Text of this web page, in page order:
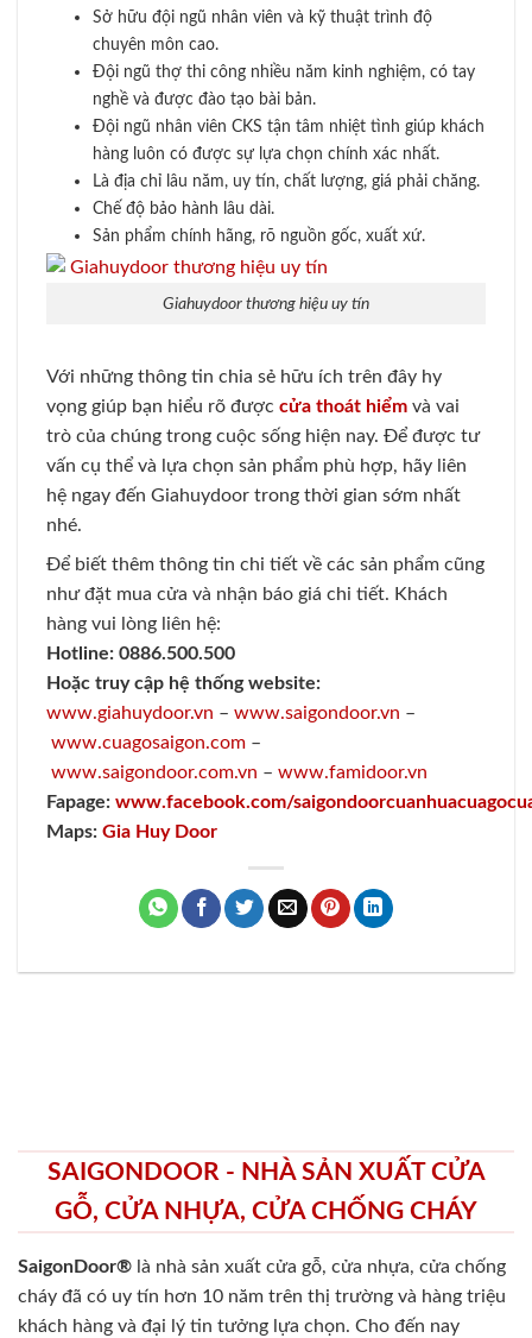
Sở hữu đội ngũ nhân viên và kỹ thuật trình độ
chuyên môn cao.
Đội ngũ thợ thi công nhiều năm kinh nghiệm, có tay
nghề và được đào tạo bài bản.
Đội ngũ nhân viên CKS tận tâm nhiệt tình giúp khách
hàng luôn có được sự lựa chọn chính xác nhất.
Là địa chỉ lâu năm, uy tín, chất lượng, giá phải chăng.
Chế độ bảo hành lâu dài.
Sản phẩm chính hãng, rõ nguồn gốc, xuất xứ.
Giahuydoor thương hiệu uy tín
Với những thông tin chia sẻ hữu ích trên đây hy
vọng giúp bạn hiểu rõ được cửa thoát hiểm và vai
trò của chúng trong cuộc sống hiện nay. Để được tư
vấn cụ thể và lựa chọn sản phẩm phù hợp, hãy liên
hệ ngay đến Giahuydoor trong thời gian sớm nhất
nhé.
Để biết thêm thông tin chi tiết về các sản phẩm cũng
như đặt mua cửa và nhận báo giá chi tiết. Khách
hàng vui lòng liên hệ:
Hotline: 0886.500.500
Hoặc truy cập hệ thống website:
www.giahuydoor.vn – www.saigondoor.vn –
www.cuagosaigon.com –
www.saigondoor.com.vn – www.famidoor.vn
Fapage: www.facebook.com/
Maps: Gia Huy Door
SAIGONDOOR - NHÀ SẢN XUẤT CỬA
GỖ, CỬA NHỰA, CỬA CHỐNG CHÁY
SaigonDoor® là nhà sản xuất cửa gỗ, cửa nhựa, cửa chống
cháy đã có uy tín hơn 10 năm trên thị trường và hàng triệu
khách hàng và đại lý tin tưởng lựa chọn. Cho đến nay